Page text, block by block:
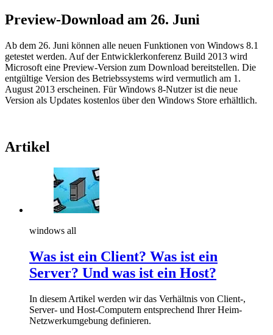
Preview-Download am 26. Juni
Ab dem 26. Juni können alle neuen Funktionen von Windows 8.1
getestet werden. Auf der Entwicklerkonferenz Build 2013 wird
Microsoft eine Preview-Version zum Download bereitstellen. Die
entgültige Version des Betriebssystems wird vermutlich am 1.
August 2013 erscheinen. Für Windows 8-Nutzer ist die neue
Version als Updates kostenlos über den Windows Store erhältlich.
Artikel
windows all
Was ist ein Client? Was ist ein
Server? Und was ist ein Host?
In diesem Artikel werden wir das Verhältnis von Client-,
Server- und Host-Computern entsprechend Ihrer Heim-
Netzwerkumgebung definieren.